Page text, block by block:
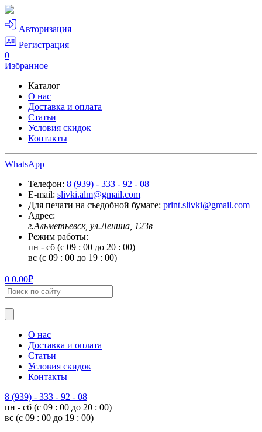
Авторизация
Регистрация
0
Избранное
Каталог
О нас
Доставка и оплата
Статьи
Условия скидок
Контакты
WhatsApp
Телефон: 8 (939) - 333 - 92 - 08
E-mail: slivki.alm@gmail.com
Для печати на съедобной бумаге: print.slivki@gmail.com
Адрес:
г.Альметьевск, ул.Ленина, 123в
Режим работы:
пн - сб (с 09 : 00 до 20 : 00)
вс (с 09 : 00 до 19 : 00)
0 0.00₽
О нас
Доставка и оплата
Статьи
Условия скидок
Контакты
8 (939) - 333 - 92 - 08
пн - сб (с 09 : 00 до 20 : 00)
вс (с 09 : 00 до 19 : 00)